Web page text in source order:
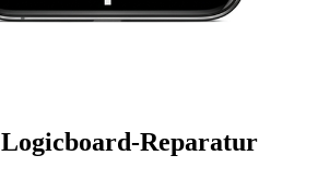
Logicboard-Reparatur